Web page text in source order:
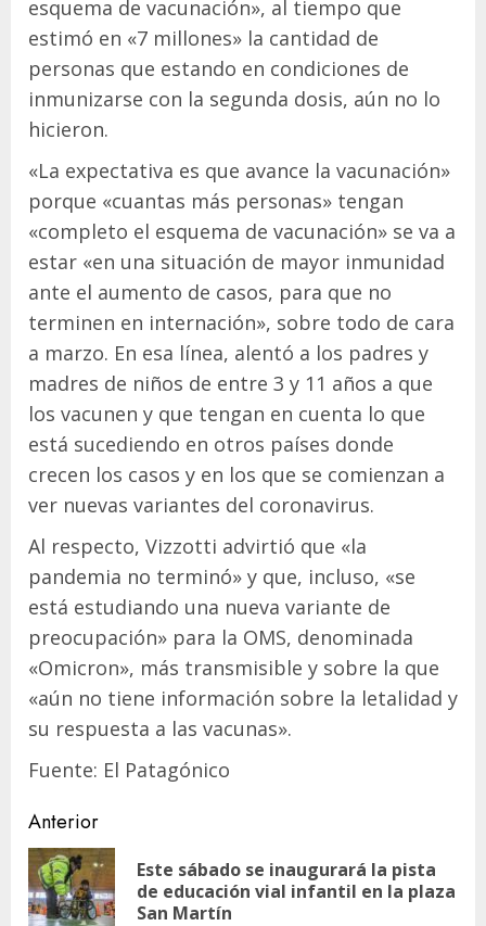
esquema de vacunación», al tiempo que
estimó en «7 millones» la cantidad de
personas que estando en condiciones de
inmunizarse con la segunda dosis, aún no lo
hicieron.
«La expectativa es que avance la vacunación»
porque «cuantas más personas» tengan
«completo el esquema de vacunación» se va a
estar «en una situación de mayor inmunidad
ante el aumento de casos, para que no
terminen en internación», sobre todo de cara
a marzo. En esa línea, alentó a los padres y
madres de niños de entre 3 y 11 años a que
los vacunen y que tengan en cuenta lo que
está sucediendo en otros países donde
crecen los casos y en los que se comienzan a
ver nuevas variantes del coronavirus.
Al respecto, Vizzotti advirtió que «la
pandemia no terminó» y que, incluso, «se
está estudiando una nueva variante de
preocupación» para la OMS, denominada
«Omicron», más transmisible y sobre la que
«aún no tiene información sobre la letalidad y
su respuesta a las vacunas».
Fuente: El Patagónico
Navegación
de
entradas
Anterior
Este sábado se inaugurará la pista
de educación vial infantil en la plaza
San Martín